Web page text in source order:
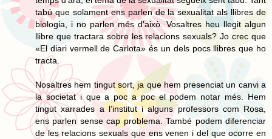
tabú que solament ens parlen de la sexualitat als llibres de
biologia, i no parlen més d'això. Vosaltres heu llegit algun
llibre que tractara sobre les relacions sexuals? Jo crec que
«El diari vermell de Carlota» és un dels pocs llibres que ho
tracta.
Nosaltres hem tingut sort, ja que hem presenciat un canvi a
la societat i que a poc a poc el podem notar més. Hem
tingut xarrades a l’institut i alguns professors com Rosa,
ens parlen sense cap problema. També podem diferenciar
de les relacions sexuals que ens venen i del que ocorre en